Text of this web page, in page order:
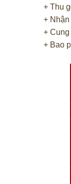
+ Thu
+ Nhận
+
+ Bao